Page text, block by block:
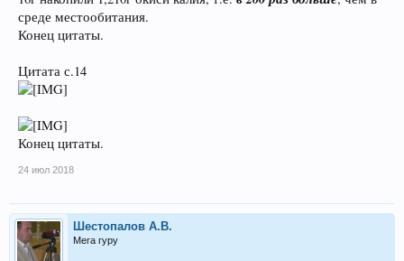
среде местообитания.
Конец цитаты.
Цитата с.14
Конец цитаты.
24 июл 2018
Шестопалов А.В.
Мега гуру